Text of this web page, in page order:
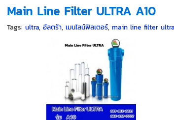
Main Line Filter ULTRA A10
Tags: ultra, อัลตร้า, เมนไลน์ฟิลเตอร์, main line filter ultra